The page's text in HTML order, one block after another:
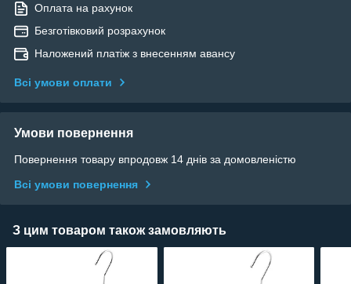
Оплата на рахунок
Безготівковий розрахунок
Наложений платіж з внесенням авансу
Всі умови оплати
Умови повернення
Повернення товару впродовж 14 днів за домовленістю
Всі умови повернення
З цим товаром також замовляють